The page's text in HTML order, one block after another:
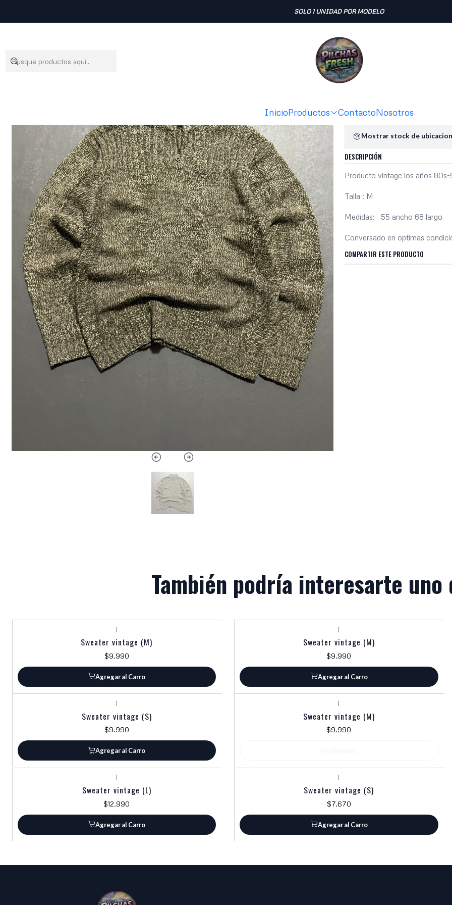
InicioProductos ContactoNosotros
SOLO 1 UNIDAD POR MODELO
SWEATERS Sweater vintage (M)
Sweater
Cantidad
Agregar a la lista de
Mostrar stock de
DESCRIPCIÓN
Producto vintage los años 80s-
Talla : M
Medidas: 55 ancho 68 largo
Conversado en optimas
COMPARTIR ESTE PRODUCTO
También podría interesarte uno
|
Sweater vintage (M)
$9.990
Agregar al Carro
|
Sweater vintage (M)
$9.990
Agregar al Carro
|
Sweater vintage (S)
$9.990
Agregar al Carro
|
Sweater vintage (M)
$9.990
|
Sweater vintage (L)
$12.990
Agregar al Carro
|
Sweater vintage (S)
$7.670
Agregar al Carro